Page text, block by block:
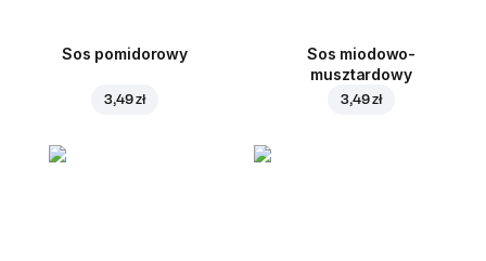
Sos pomidorowy
3,49 zł
Sos miodowo-
musztardowy
3,49 zł